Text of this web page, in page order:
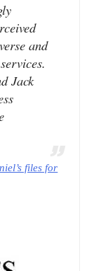
and
Jack
files for